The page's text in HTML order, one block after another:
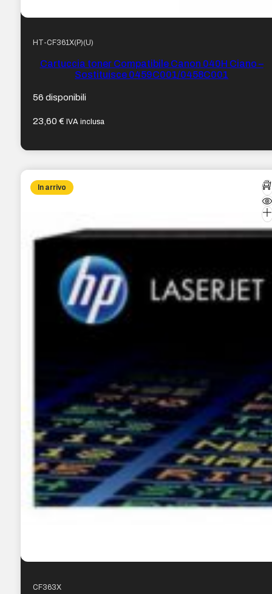
HT-CF361X(P)(U)
Cartuccia toner Compatibile Canon 040H Ciano –
Sostituisce 0459C001/0458C001
56 disponibili
23,60€ IVA inclusa
In arrivo
CF363X